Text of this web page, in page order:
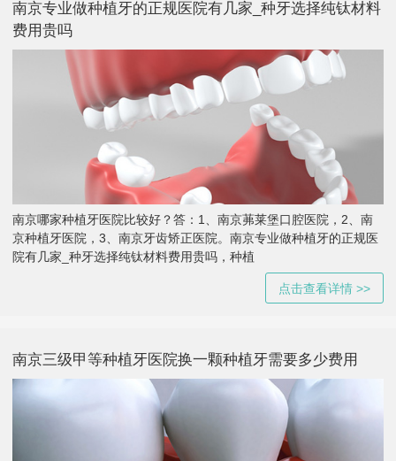
南京专业做种植牙的正规医院有几家_种牙选择纯钛材料
费用贵吗
南京哪家种植牙医院比较好？答：1、南京茀莱堡口腔医院，2、南
京种植牙医院，3、南京牙齿矫正医院。南京专业做种植牙的正规医
院有几家_种牙选择纯钛材料费用贵吗，种植
点击查看详情 >>
南京三级甲等种植牙医院换一颗种植牙需要多少费用